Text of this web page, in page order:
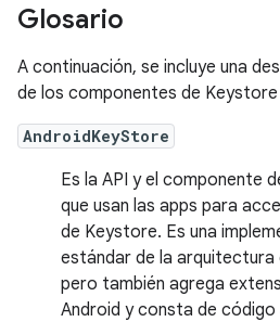
Glosario
A continuación, se incluye una
de los componentes de
AndroidKeyStore
Es la API y el componente
que usan las apps para
de Keystore. Es una
estándar de la
pero también agrega
Android y consta de código